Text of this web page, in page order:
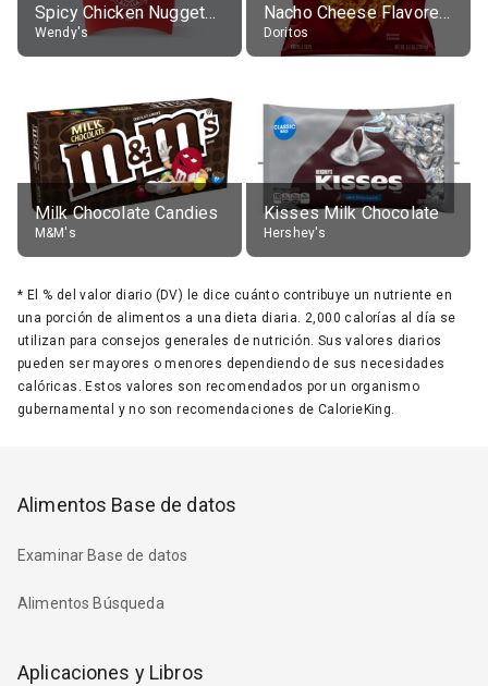
Spicy Chicken Nuggets, without sauce
Wendy's
Nacho Cheese Flavored Tortilla Chips
Doritos
Milk Chocolate Candies
M&M's
Kisses Milk Chocolate
Hershey's
* El % del valor diario (DV) le dice cuánto contribuye un nutriente en
una porción de alimentos a una dieta diaria. 2,000 calorías al día se
utilizan para consejos generales de nutrición. Sus valores diarios
pueden ser mayores o menores dependiendo de sus necesidades
calóricas. Estos valores son recomendados por un organismo
gubernamental y no son recomendaciones de CalorieKing.
Alimentos Base de datos
Examinar Base de datos
Alimentos Búsqueda
Aplicaciones y Libros